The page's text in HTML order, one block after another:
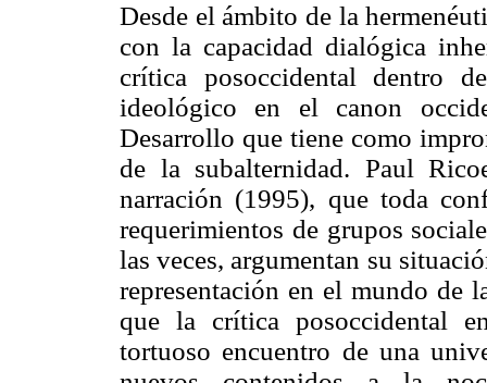
Desde el ámbito de la
con la capacidad dialógica
crítica posoccidental dentro
ideológico en el canon
Desarrollo que tiene como
de la subalternidad. Paul
narración (1995), que toda
requerimientos de grupos
las veces, argumentan su
representación en el mundo de
que la crítica posoccidental
tortuoso encuentro de una